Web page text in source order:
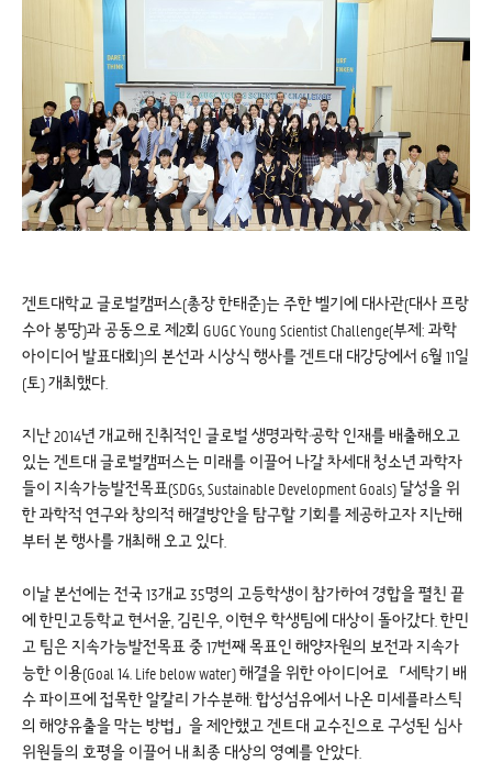
겐트대학교 글로벌캠퍼스(총장 한태준)는 주한 벨기에 대사관(대사 프랑
수아 봉땅)과 공동으로 제2회 GUGC Young Scientist Challenge(부제: 과학
아이디어 발표대회)의 본선과 시상식 행사를 겐트대 대강당에서 6월 11일
(토) 개최했다.
지난 2014년 개교해 진취적인 글로벌 생명과학·공학 인재를 배출해오고
있는 겐트대 글로벌캠퍼스는 미래를 이끌어 나갈 차세대 청소년 과학자
들이 지속가능발전목표(SDGs, Sustainable Development Goals) 달성을 위
한 과학적 연구와 창의적 해결방안을 탐구할 기회를 제공하고자 지난해
부터 본 행사를 개최해 오고 있다.
이날 본선에는 전국 13개교 35명의 고등학생이 참가하여 경합을 펼친 끝
에 한민고등학교 현서윤, 김린우, 이현우 학생팀에 대상이 돌아갔다. 한민
고 팀은 지속가능발전목표 중 17번째 목표인 해양자원의 보전과 지속가
능한 이용(Goal 14. Life below water) 해결을 위한 아이디어로 「세탁기 배
수 파이프에 접목한 알칼리 가수분해: 합성섬유에서 나온 미세플라스틱
의 해양유출을 막는 방법」을 제안했고 겐트대 교수진으로 구성된 심사
위원들의 호평을 이끌어 내 최종 대상의 영예를 안았다.